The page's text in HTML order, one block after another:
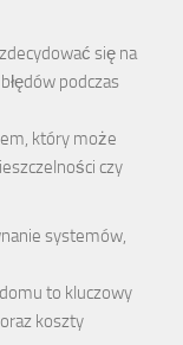
się na
podczas
który może
czy
systemów,
to kluczowy
koszty